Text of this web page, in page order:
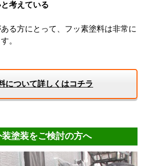
考えている
る方にとって、フッ素塗料は非常に
。
について詳しくはコチラ
塗装をご検討の方へ